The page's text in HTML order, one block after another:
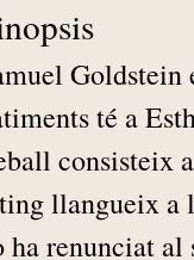
Goldstein
té a
consisteix
llangueix a
ha renunciat al